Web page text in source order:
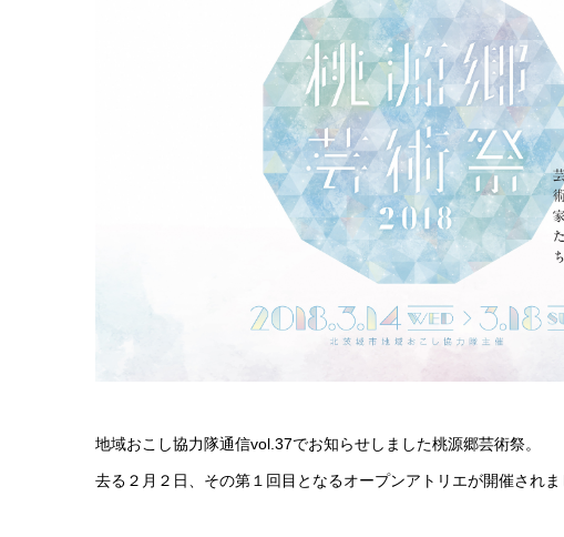
地域おこし協力隊通信vol.37でお知らせしました桃源郷芸術祭。
去る２月２日、その第１回目となるオープンアトリエが開催されま